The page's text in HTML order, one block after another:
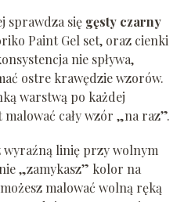
sprawdza się gęsty czarny
Paint Gel set, oraz cienki
nie spływa,
ostre krawędzie wzorów.
warstwą po każdej
cały wzór „na raz”.
wyraźną linię przy wolnym
„zamykasz” kolor na
malować wolną ręką